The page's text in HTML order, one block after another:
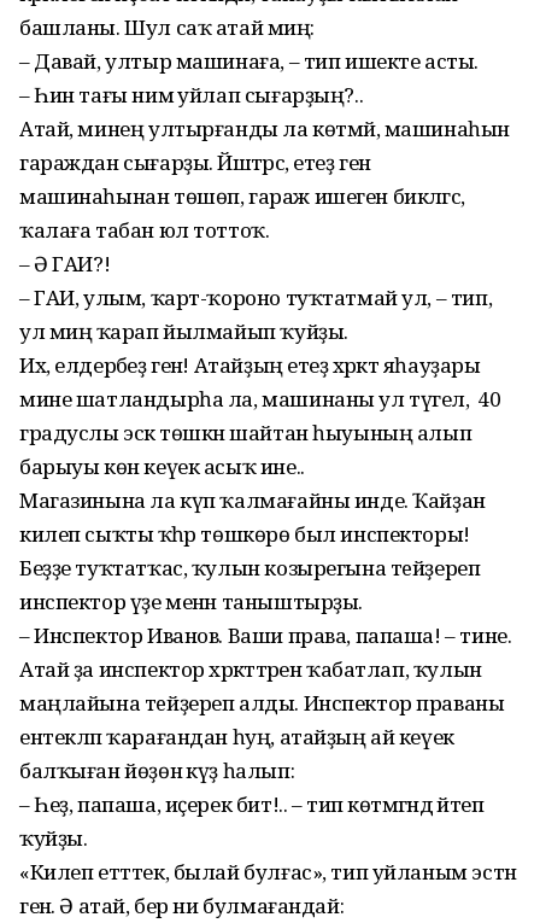
башланы. Шул саҡ атай миңә:
– Давай, ултыр машинаға, – тип ишекте асты.
– Һин тағы нимә уйлап сығарҙың?..
Атай, минең ултырғанды ла көтмәй, машинаһын
гараждан сығарҙы. Йәштәрсә, етеҙ генә
машинаһынан төшөп, гараж ишеген бик­ләгәс,
ҡалаға табан юл тот­тоҡ.
– Ә ГАИ?!
– ГАИ, улым, ҡарт-ҡороно туҡтатмай ул, – тип,
ул миңә ҡарап йылмайып ҡуйҙы.
Их, елдерәбеҙ генә! Атай­ҙың етеҙ хәрәкәт яһауҙары
мине шатландырһа ла, машинаны ул түгел, ә 40
градуслы эскә төшкән шайтан һыуының алып
барыуы көн кеүек асыҡ ине..
Магазинына ла күп ҡал­мағайны инде. Ҡайҙан
килеп сыҡты ҡәһәр төшкөрө был инспекторы!
Беҙҙе туҡ­татҡас, ҡулын козырегына тeйҙереп
инспектор үҙе менән таныштырҙы.
– Инспектор Иванов. Ваши права, папаша! – тине.
Атай ҙа инспектор хәрә­кәт­тәрен ҡабатлап, ҡулын
маңлайына тeйҙереп алды. Инспектор праваны
ентек­ләп ҡарағандан һуң, атайҙың ай кеүек
балҡыған йөҙөнә күҙ һалып:
– Һеҙ, папаша, иҫерек бит!.. – тип көтмәгәндә әй­теп
ҡуйҙы.
«Килеп етттек, былай бул­ғас», тип уйланым эстән
генә. Ә атай, бер ни булмағандай: